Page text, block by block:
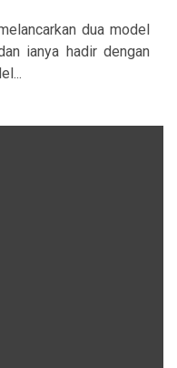
dua model
ianya hadir dengan